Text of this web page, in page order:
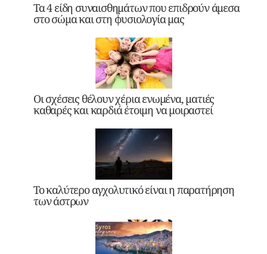
Τα 4 είδη συναισθημάτων που επιδρούν άμεσα
στο σώμα και στη φυσιολογία μας
Οι σχέσεις θέλουν χέρια ενωμένα, ματιές
καθαρές και καρδιά έτοιμη να μοιραστεί
Το καλύτερο αγχολυτικό είναι η παρατήρηση
των άστρων